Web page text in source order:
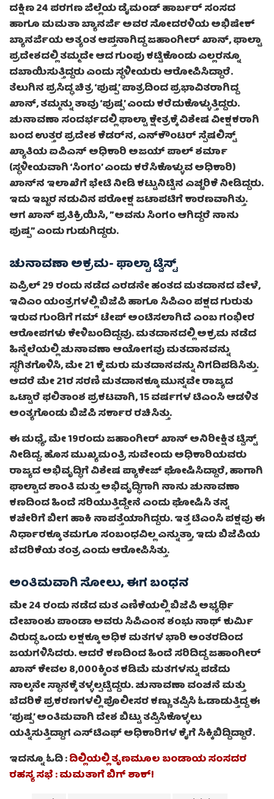
ದಕ್ಷಿಣ 24 ಪರಗಣ ಜಿಲ್ಲೆಯ ಡೈಮಂಡ್ ಹಾರ್ಬರ್ ಸಂಸದ
ಹಾಗೂ ಮಮತಾ ಬ್ಯಾನರ್ಜಿ ಅವರ ಸೋದರಳಿಯ ಅಭಿಷೇಕ್
ಬ್ಯಾನರ್ಜಿಯ ಅತ್ಯಂತ ಆಪ್ತನಾಗಿದ್ದ ಜಹಾಂಗೀರ್ ಖಾನ್, ಫಾಲ್ಟಾ
ಪ್ರದೇಶದಲ್ಲಿ ತಮ್ಮದೇ ಆದ ಗುಂಪು ಕಟ್ಟಿಕೊಂಡು ಎಲ್ಲರನ್ನೂ
ದಬಾಯಿಸುತ್ತಿದ್ದರು ಎಂದು ಸ್ಥಳೀಯರು ಆರೋಪಿಸಿದ್ದಾರೆ.
ತೆಲುಗಿನ ಪ್ರಸಿದ್ಧ ಚಿತ್ರ ‘ಪುಷ್ಪ’ ಪಾತ್ರದಿಂದ ಪ್ರಭಾವಿತರಾಗಿದ್ದ
ಖಾನ್, ತಮ್ಮನ್ನು ತಾವು ‘ಪುಷ್ಪ’ ಎಂದು ಕರೆದುಕೊಳ್ಳುತ್ತಿದ್ದರು.
ಚುನಾವಣಾ ಸಂದರ್ಭದಲ್ಲಿ ಫಾಲ್ಟಾ ಕ್ಷೇತ್ರಕ್ಕೆ ವಿಶೇಷ ವೀಕ್ಷಕರಾಗಿ
ಬಂದ ಉತ್ತರ ಪ್ರದೇಶ ಕೆಡರ್‌ನ, ಎನ್‌ಕೌಂಟರ್ ಸ್ಪೆಷಲಿಸ್ಟ್
ಖ್ಯಾತಿಯ ಐಪಿಎಸ್ ಅಧಿಕಾರಿ ಅಜಯ್ ಪಾಲ್ ಶರ್ಮಾ
(ಸ್ಥಳೀಯವಾಗಿ ‘ಸಿಂಗಂ’ ಎಂದು ಕರೆಸಿಕೊಳ್ಳುವ ಅಧಿಕಾರಿ)
ಖಾನ್‌ನ ಇಲಾಖೆಗೆ ಭೇಟಿ ನೀಡಿ ಕಟ್ಟುನಿಟ್ಟಿನ ಎಚ್ಚರಿಕೆ ನೀಡಿದ್ದರು.
ಇದು ಇಬ್ಬರ ನಡುವಿನ ಪರೋಕ್ಷ ಜಟಾಪಟಿಗೆ ಕಾರಣವಾಗಿತ್ತು.
ಆಗ ಖಾನ್ ಪ್ರತಿಕ್ರಿಯಿಸಿ, ‌”ಅವನು ಸಿಂಗಂ ಆಗಿದ್ದರೆ ನಾನು
ಪುಷ್ಪ” ಎಂದು ಗುಡುಗಿದ್ದರು.
ಚುನಾವಣಾ ಅಕ್ರಮ- ಫಾಲ್ಟಾ ಟ್ವಿಸ್ಟ್
ಏಪ್ರಿಲ್ 29 ರಂದು ನಡೆದ ಎರಡನೇ ಹಂತದ ಮತದಾನದ ವೇಳೆ,
ಇವಿಎಂ ಯಂತ್ರಗಳಲ್ಲಿ ಬಿಜೆಪಿ ಹಾಗೂ ಸಿಪಿಎಂ ಪಕ್ಷದ ಗುರುತು
ಇರುವ ಗುಂಡಿಗೆ ಗಮ್ ಟೇಪ್ ಅಂಟಿಸಲಾಗಿದೆ ಎಂಬ ಗಂಭೀರ
ಆರೋಪಗಳು ಕೇಳಿಬಂದಿದ್ದವು. ಮತದಾನದಲ್ಲಿ ಅಕ್ರಮ ನಡೆದ
ಹಿನ್ನೆಲೆಯಲ್ಲಿ ಚುನಾವಣಾ ಆಯೋಗವು ಮತದಾನವನ್ನು
ಸ್ಥಗಿತಗೊಳಿಸಿ, ಮೇ 21 ಕ್ಕೆ ಮರು ಮತದಾನವನ್ನು ನಿಗದಿಪಡಿಸಿತ್ತು.
ಆದರೆ ಮೇ 21ರ ಸರಣಿ ಮತದಾನಕ್ಕೂ ಮುನ್ನವೇ ರಾಜ್ಯದ
ಒಟ್ಟಾರೆ ಫಲಿತಾಂಶ ಪ್ರಕಟವಾಗಿ, 15 ವರ್ಷಗಳ ಟಿಎಂಸಿ ಆಡಳಿತ
ಅಂತ್ಯಗೊಂಡು ಬಿಜೆಪಿ ಸರ್ಕಾರ ರಚಿಸಿತ್ತು.
ಈ ಮಧ್ಯೆ, ಮೇ 19ರಂದು ಜಹಾಂಗೀರ್ ಖಾನ್ ಅನಿರೀಕ್ಷಿತ ಟ್ವಿಸ್ಟ್
ನೀಡಿದ್ದ. ಹೊಸ ಮುಖ್ಯಮಂತ್ರಿ ಸುವೇಂದು ಅಧಿಕಾರಿಯವರು
ರಾಜ್ಯದ ಅಭಿವೃದ್ಧಿಗೆ ವಿಶೇಷ ಪ್ಯಾಕೇಜ್ ಘೋಷಿಸಿದ್ದಾರೆ, ಹಾಗಾಗಿ
ಫಾಲ್ಟಾದ ಶಾಂತಿ ಮತ್ತು ಅಭಿವೃದ್ಧಿಗಾಗಿ ನಾನು ಚುನಾವಣಾ
ಕಣದಿಂದ ಹಿಂದೆ ಸರಿಯುತ್ತಿದ್ದೇನೆ ಎಂದು ಘೋಷಿಸಿ ತನ್ನ
ಕಚೇರಿಗೆ ಬೀಗ ಹಾಕಿ ನಾಪತ್ತೆಯಾಗಿದ್ದರು. ಇತ್ತ ಟಿಎಂಸಿ ಪಕ್ಷವು ಈ
ನಿರ್ಧಾರಕ್ಕೂ ತಮಗೂ ಸಂಬಂಧವಿಲ್ಲ ಎನ್ನುತ್ತಾ, ಇದು ಬಿಜೆಪಿಯ
ಬೆದರಿಕೆಯ ತಂತ್ರ ಎಂದು ಆರೋಪಿಸಿತ್ತು.
ಅಂತಿಮವಾಗಿ ಸೋಲು, ಈಗ ಬಂಧನ
ಮೇ 24 ರಂದು ನಡೆದ ಮತ ಎಣಿಕೆಯಲ್ಲಿ ಬಿಜೆಪಿ ಅಭ್ಯರ್ಥಿ
ದೇಬಾಂಶು ಪಾಂಡಾ ಅವರು ಸಿಪಿಎಂನ ಶಂಭು ನಾಥ್ ಕುರ್ಮಿ
ವಿರುದ್ಧ ಒಂದು ಲಕ್ಷಕ್ಕೂ ಅಧಿಕ ಮತಗಳ ಭಾರಿ ಅಂತರದಿಂದ
ಜಯಗಳಿಸಿದರು. ಆದರೆ ಕಣದಿಂದ ಹಿಂದೆ ಸರಿದಿದ್ದ ಜಹಾಂಗೀರ್
ಖಾನ್ ಕೇವಲ 8,000ಕ್ಕಿಂತ ಕಡಿಮೆ ಮತಗಳನ್ನು ಪಡೆದು
ನಾಲ್ಕನೇ ಸ್ಥಾನಕ್ಕೆ ತಳ್ಳಲ್ಪಟ್ಟಿದ್ದರು. ಚುನಾವಣಾ ವಂಚನೆ ಮತ್ತು
ಬೆದರಿಕೆ ಪ್ರಕರಣಗಳಲ್ಲಿ ಪೊಲೀಸರ ಕಣ್ಣು ತಪ್ಪಿಸಿ ಓಡಾಡುತ್ತಿದ್ದ ಈ
‘ಪುಷ್ಪ’ ಅಂತಿಮವಾಗಿ ದೇಶ ಬಿಟ್ಟು ತಪ್ಪಿಸಿಕೊಳ್ಳಲು
ಯತ್ನಿಸುತ್ತಿದ್ದಾಗ ಎಸ್‌ಟಿಎಫ್ ಅಧಿಕಾರಿಗಳ ಕೈಗೆ ಸಿಕ್ಕಿಬಿದ್ದಿದ್ದಾರೆ.
ಇದನ್ನೂ ಓದಿ :ದಿಲ್ಲಿಯಲ್ಲಿ ತೃಣಮೂಲ ಬಂಡಾಯ ಸಂಸದರ
ರಹಸ್ಯ ಸಭೆ : ಮಮತಾಗೆ ಬಿಗ್ ಶಾಕ್!